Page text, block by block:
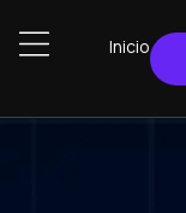
Inicio